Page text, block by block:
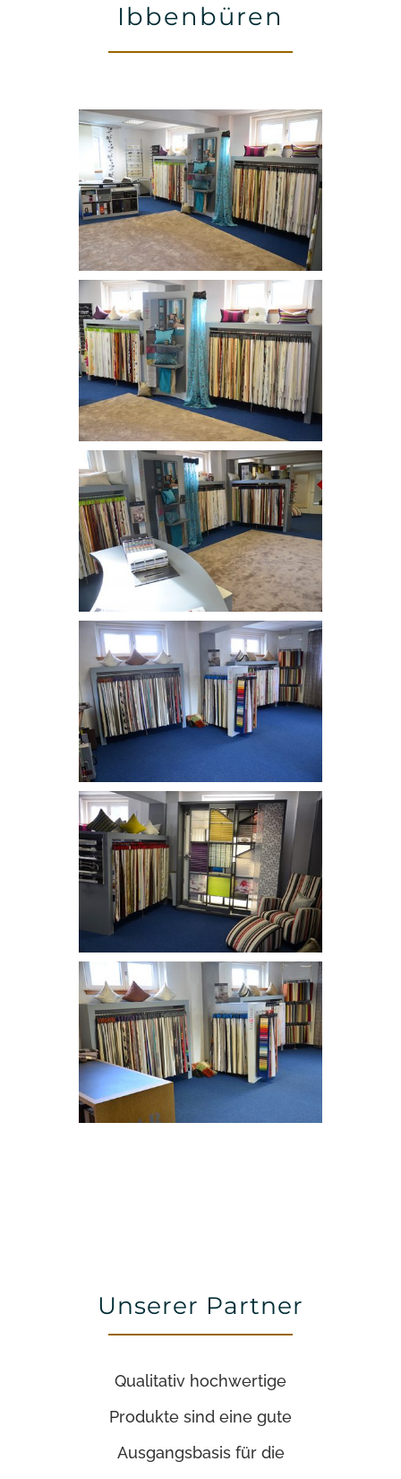
Ibbenbüren
Unserer Partner
Qualitativ hochwertige
Produkte sind eine gute
Ausgangsbasis für die